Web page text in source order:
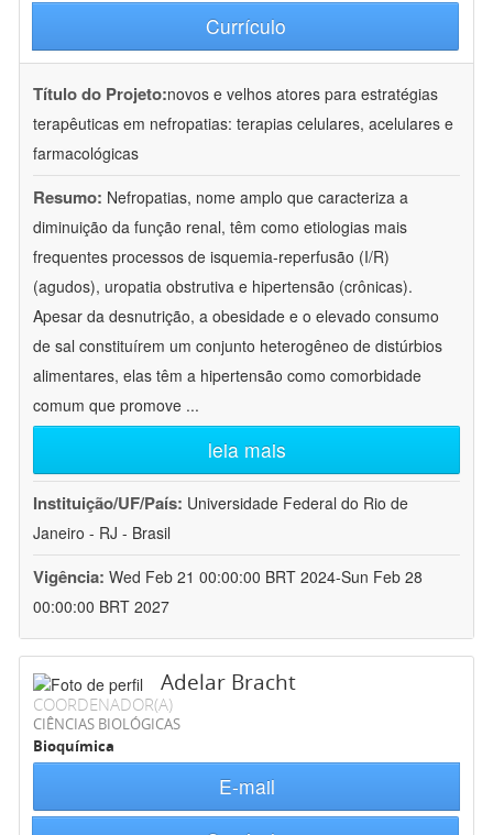
Currículo
Título do Projeto:novos e velhos atores para estratégias
terapêuticas em nefropatias: terapias celulares, acelulares e
farmacológicas
Resumo: Nefropatias, nome amplo que caracteriza a
diminuição da função renal, têm como etiologias mais
frequentes processos de isquemia-reperfusão (I/R)
(agudos), uropatia obstrutiva e hipertensão (crônicas).
Apesar da desnutrição, a obesidade e o elevado consumo
de sal constituírem um conjunto heterogêneo de distúrbios
alimentares, elas têm a hipertensão como comorbidade
comum que promove ...
leia mais
Instituição/UF/País: Universidade Federal do Rio de
Janeiro - RJ - Brasil
Vigência: Wed Feb 21 00:00:00 BRT 2024-Sun Feb 28
00:00:00 BRT 2027
Adelar Bracht
COORDENADOR(A)
CIÊNCIAS BIOLÓGICAS
Bioquímica
E-mail